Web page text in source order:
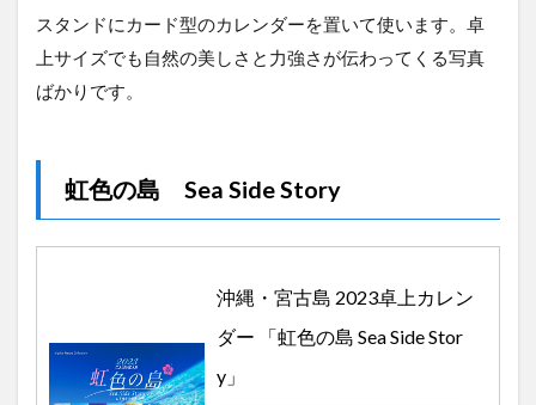
スタンドにカード型のカレンダーを置いて使います。卓
上サイズでも自然の美しさと力強さが伝わってくる写真
ばかりです。
虹色の島 Sea Side Story
沖縄・宮古島 2023卓上カレン
ダー 「虹色の島 Sea Side Stor
y」